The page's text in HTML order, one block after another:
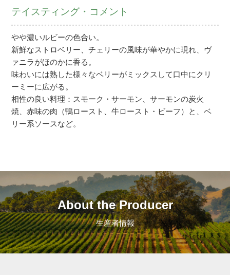
テイスティング・コメント
やや濃いルビーの色合い。
新鮮なストロベリー、チェリーの風味が華やかに現れ、ヴ
ァニラがほのかに香る。
味わいには熟した様々なベリーがミックスして口中にクリ
ーミーに広がる。
相性の良い料理：スモーク・サーモン、サーモンの炭火
焼、赤味の肉（鴨ロースト、牛ロースト・ビーフ）と、ベ
リー系ソースなど。
About the Producer
生産者情報